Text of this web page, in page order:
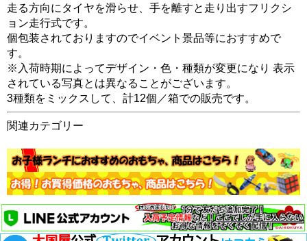
走る方向にタイヤを滑らせ、手を離すと走り出すフリクシ
ョン走行式です。
個包装されておりますのでイベント景品等におすすめで
す。
※入荷時期によってデザイン・色・種類が変更になり 表示
されている写真とは異なることがございます。
3種類をミックスして、計12個／箱での販売です。
関連カテゴリー